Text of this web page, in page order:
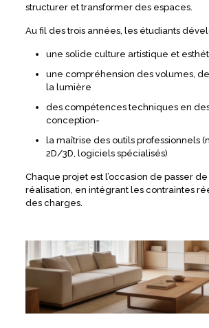
structurer et transformer des espaces.
Au fil des trois années, les étudiants
une solide culture artistique et
une compréhension des volumes,
la lumière
des compétences techniques en
conception-
la maîtrise des outils professionnels
2D/3D, logiciels spécialisés)
Chaque projet est l’occasion de passer de
réalisation, en intégrant les contraintes
des charges.